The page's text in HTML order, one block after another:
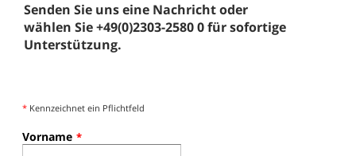
Senden Sie uns eine Nachricht oder
wählen Sie +49(0)2303-2580 0 für sofortige
Unterstützung.
* Kennzeichnet ein Pflichtfeld
Vorname *